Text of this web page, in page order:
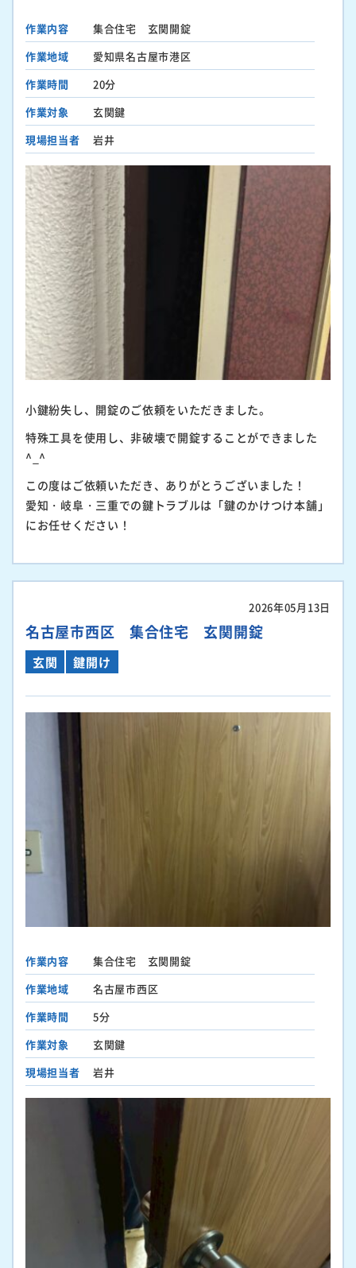
作業内容
集合住宅 玄関開錠
作業地域
愛知県名古屋市港区
作業時間
20分
作業対象
玄関鍵
現場担当者
岩井
小鍵紛失し、開錠のご依頼をいただきました。
特殊工具を使用し、非破壊で開錠することができました
^_^
この度はご依頼いただき、ありがとうございました！
愛知・岐阜・三重での鍵トラブルは「鍵のかけつけ本舗」
にお任せください！
2026年05月13日
名古屋市西区 集合住宅 玄関開錠
玄関 鍵開け
作業内容
集合住宅 玄関開錠
作業地域
名古屋市西区
作業時間
5分
作業対象
玄関鍵
現場担当者
岩井